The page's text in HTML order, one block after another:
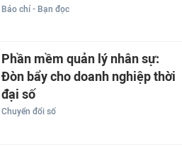
Báo chí - Bạn đọc
Phần mềm quản lý nhân sự:
Đòn bẩy cho doanh nghiệp thời
đại số
Chuyển đổi số